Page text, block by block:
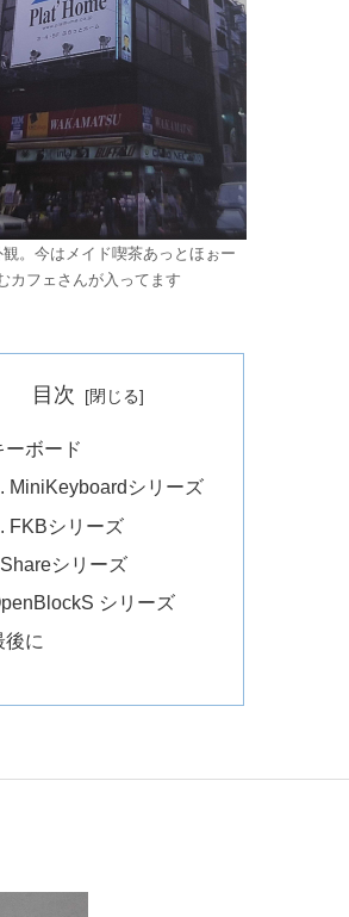
観。今はメイド喫茶あっとほぉー
カフェさんが入ってます
目次
ーボード
MiniKeyboardシリーズ
FKBシリーズ
シリーズ
シリーズ
後に